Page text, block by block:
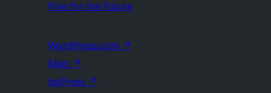
Five for the Future
WordPress.com ↗
Matt ↗
bbPress ↗